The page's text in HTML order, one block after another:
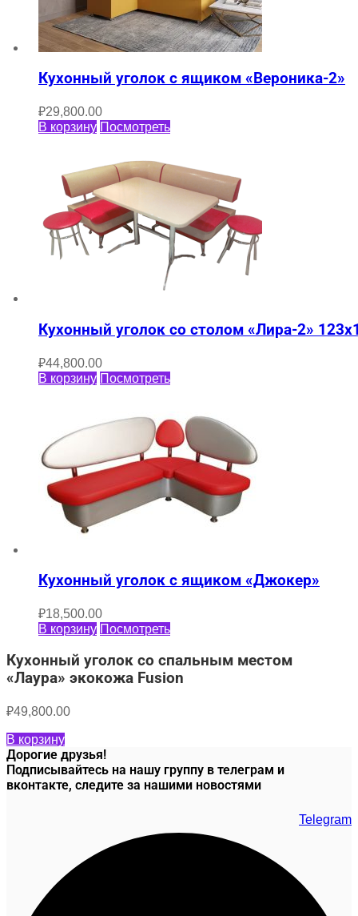
Кухонный уголок с ящиком «Вероника-2»
₽29,800.00
В корзину Посмотреть
Кухонный уголок со столом «Лира-2»
₽44,800.00
В корзину Посмотреть
Кухонный уголок с ящиком «Джокер»
₽18,500.00
В корзину Посмотреть
Кухонный уголок со спальным местом
«Лаура» экокожа Fusion
₽49,800.00
В корзину
Дорогие друзья!
Подписывайтесь на нашу группу в телеграм и
вконтакте, следите за нашими новостями
Telegram